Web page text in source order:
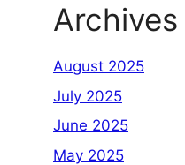
Archives
August 2025
July 2025
June 2025
May 2025